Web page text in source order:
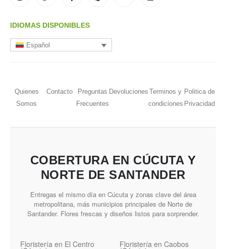
IDIOMAS DISPONIBLES
Español
Quienes
Somos
Contacto
Preguntas
Frecuentes
Devoluciones Terminos y
condiciones
Politica de
Privacidad
COBERTURA EN CÚCUTA Y
NORTE DE SANTANDER
Entregas el mismo día en Cúcuta y zonas clave del área
metropolitana, más municipios principales de Norte de
Santander. Flores frescas y diseños listos para sorprender.
Floristería en El Centro Floristería en Caobos